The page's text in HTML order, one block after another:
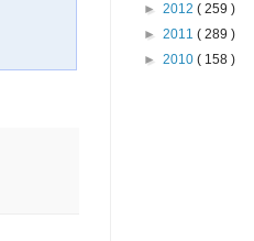
► 2012 ( 259 )
► 2011 ( 289 )
► 2010 ( 158 )